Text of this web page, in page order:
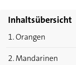
Inhaltsübersicht
1. Orangen
2. Mandarinen